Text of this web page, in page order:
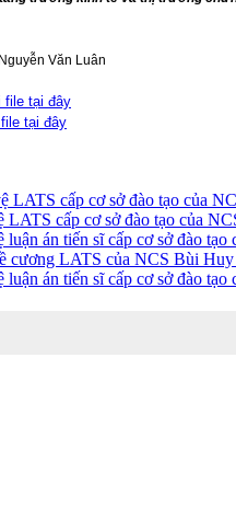
Văn Luân
file tại đây
tại đây
LATS cấp cơ sở đào tạo của
LATS cấp cơ sở đào tạo của
luận án tiến sĩ cấp cơ sở đào
cương LATS của NCS Bùi
luận án tiến sĩ cấp cơ sở đào